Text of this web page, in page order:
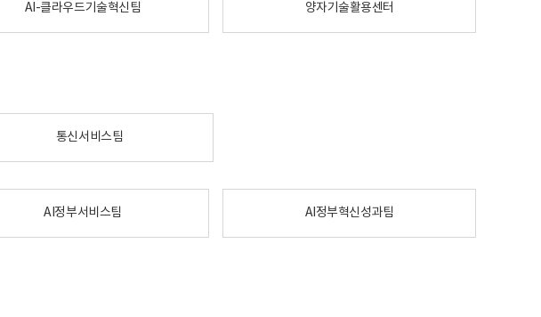
AI-클라우드기술혁신팀 양자기술활용센터
통신서비스팀
AI정부서비스팀 AI정부혁신성과팀